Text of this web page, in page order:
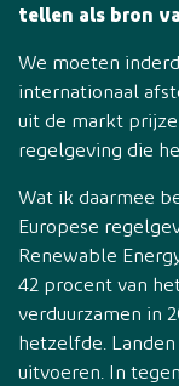
tellen als bron
We moeten
internationaal
uit de markt
regelgeving die
Wat ik daarmee
Europese
Renewable
42 procent van
verduurzamen in
hetzelfde.
uitvoeren. In